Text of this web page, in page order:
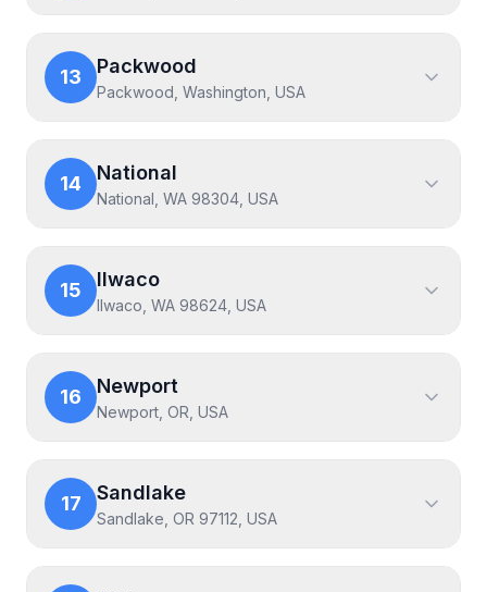
13 Packwood
Packwood, Washington, USA
14 National
National, WA 98304, USA
15 Ilwaco
Ilwaco, WA 98624, USA
16 Newport
Newport, OR, USA
17 Sandlake
Sandlake, OR 97112, USA